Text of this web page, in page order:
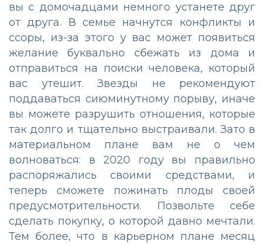
вы с домочадцами немного устанете друг
от друга. В семье начнутся конфликты и
ссоры, из-за этого у вас может появиться
желание буквально сбежать из дома и
отправиться на поиски человека, который
вас утешит. Звезды не рекомендуют
поддаваться сиюминутному порыву, иначе
вы можете разрушить отношения, которые
так долго и тщательно выстраивали. Зато в
материальном плане вам не о чем
волноваться: в 2020 году вы правильно
распоряжались своими средствами, и
теперь сможете пожинать плоды своей
предусмотрительности. Позвольте себе
сделать покупку, о которой давно мечтали.
Тем более, что в карьерном плане месяц